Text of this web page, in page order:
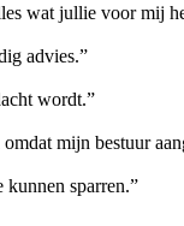
wat jullie voor mij
advies.”
wordt.”
mijn bestuur
kunnen sparren.”